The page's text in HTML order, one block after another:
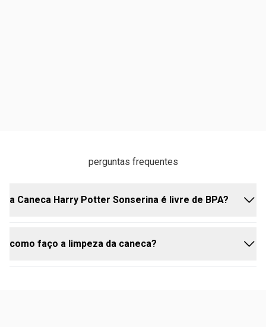
perguntas frequentes
a Caneca Harry Potter Sonserina é livre de BPA?
Sim, a Caneca Harry Potter não possui BPA em sua
como faço a limpeza da caneca?